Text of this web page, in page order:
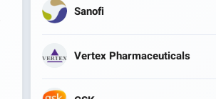
Sanofi
Vertex Pharmaceuticals